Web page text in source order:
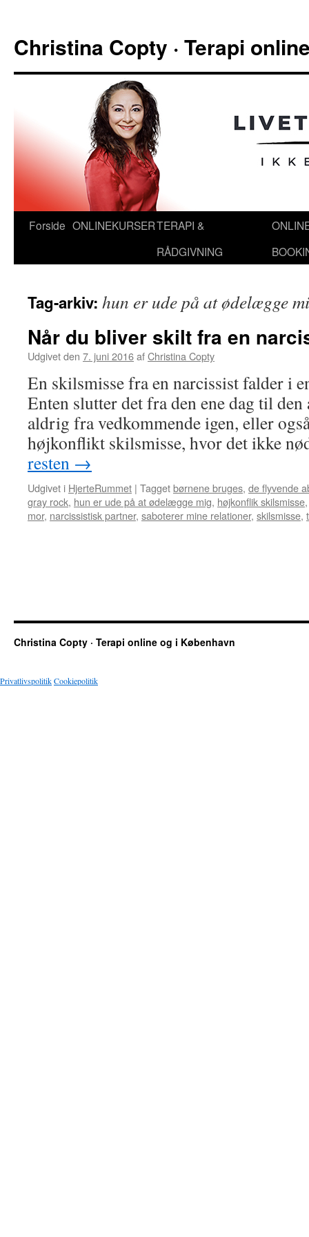
indhold
Christina Copty · Terapi
Forside ONLINEKURSERTERAPI &
RÅDGIVNING
Tag-arkiv: hun er ude på at ødelægge
Når du bliver skilt fra en
Udgivet den 7. juni 2016afChristina Copty
En skilsmisse fra en narcissist falder i
Enten slutter det fra den ene dag til
aldrig fra vedkommende igen, eller
højkonflikt skilsmisse, hvor det ikke
resten →
Udgivet i HjerteRummet | Taggetbørnene bruges, de flyvende
gray rock, hun er ude på at ødelægge mig, højkonflik skilsmisse
mor, narcissistisk partner, saboterer mine relationer, skilsmisse,
Christina Copty · Terapi online og i København
PrivatlivspolitikCookiepolitik